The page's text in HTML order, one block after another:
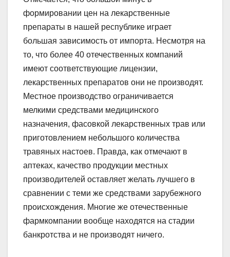
формировании цен на лекарственные
препараты в нашей республике играет
большая зависимость от импорта. Несмотря на
то, что более 40 отечественных компаний
имеют соответствующие лицензии,
лекарственных препаратов они не производят.
Местное производство ограничивается
мелкими средствами медицинского
назначения, фасовкой лекарственных трав или
приготовлением небольшого количества
травяных настоев. Правда, как отмечают в
аптеках, качество продукции местных
производителей оставляет желать лучшего в
сравнении с теми же средствами зарубежного
происхождения. Многие же отечественные
фармкомпании вообще находятся на стадии
банкротства и не производят ничего.